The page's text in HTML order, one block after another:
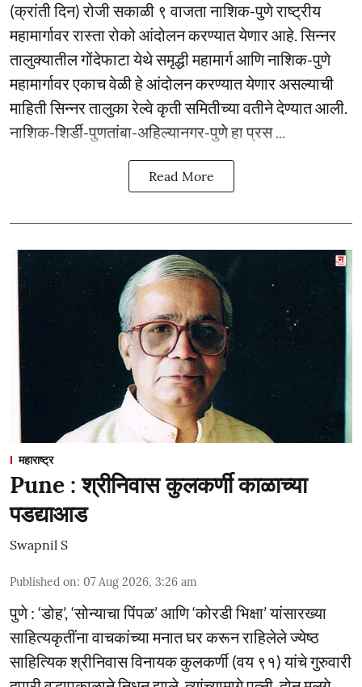
(क्रांती दिन) रोजी सकाळी ९ वाजता नाशिक-पुणे राष्ट्रीय
महामार्गावर रास्ता रोको आंदोलन करण्यात येणार आहे. सिन्नर
तालुक्यातील गोंदेफाटा येथे समृद्धी महामार्ग आणि नाशिक-पुणे
महामार्गावर एकाच वेळी हे आंदोलन करण्यात येणार असल्याची
माहिती सिन्नर तालुका रेल्वे कृती समितीच्या वतीने देण्यात आली.
नाशिक-शिर्डी-पुणतांबा-अहिल्यानगर-पुणे हा प्रस ...
Read More
महाराष्ट्र
Pune : श्रीनिवास कुलकर्णी काळाच्या
पडद्याआड
Swapnil S
Published on: 07 Aug 2026, 3:26 am
पुणे : ‘डोह’, ‘सोन्याचा पिंपळ’ आणि ‘कोरडी भिक्षा’ यांसारख्या
साहित्यकृतींना वाचकांच्या मनात घर करून राहिलेले ज्येष्ठ
साहित्यिक श्रीनिवास विनायक कुलकर्णी (वय ९१) यांचे गुरुवारी